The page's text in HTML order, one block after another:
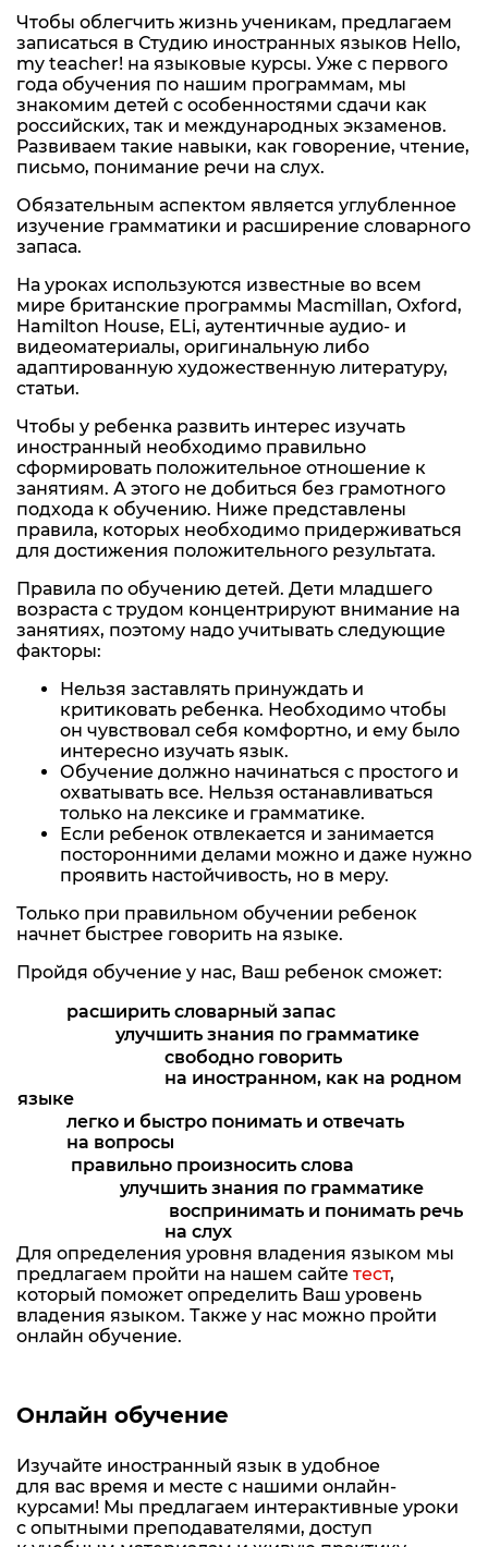
Чтобы облегчить жизнь ученикам, предлагаем
записаться в Студию иностранных языков Hello,
my teacher! на языковые курсы. Уже с первого
года обучения по нашим программам, мы
знакомим детей с особенностями сдачи как
российских, так и международных экзаменов.
Развиваем такие навыки, как говорение, чтение,
письмо, понимание речи на слух.
Обязательным аспектом является углубленное
изучение грамматики и расширение словарного
запаса.
На уроках используются известные во всем
мире британские программы Macmillan, Oxford,
Hamilton House, ELi, аутентичные аудио- и
видеоматериалы, оригинальную либо
адаптированную художественную литературу,
статьи.
Чтобы у ребенка развить интерес изучать
иностранный необходимо правильно
сформировать положительное отношение к
занятиям. А этого не добиться без грамотного
подхода к обучению. Ниже представлены
правила, которых необходимо придерживаться
для достижения положительного результата.
Правила по обучению детей. Дети младшего
возраста с трудом концентрируют внимание на
занятиях, поэтому надо учитывать следующие
факторы:
Нельзя заставлять принуждать и
критиковать ребенка. Необходимо чтобы
он чувствовал себя комфортно, и ему было
интересно изучать язык.
Обучение должно начинаться с простого и
охватывать все. Нельзя останавливаться
только на лексике и грамматике.
Если ребенок отвлекается и занимается
посторонними делами можно и даже нужно
проявить настойчивость, но в меру.
Только при правильном обучении ребенок
начнет быстрее говорить на языке.
Пройдя обучение у нас, Ваш ребенок сможет:
расширить словарный запас
улучшить знания по грамматике
свободно говорить
на иностранном, как на родном
языке
легко и быстро понимать и отвечать
на вопросы
правильно произносить слова
улучшить знания по грамматике
воспринимать и понимать речь
на слух
Для определения уровня владения языком мы
предлагаем пройти на нашем сайте тест,
который поможет определить Ваш уровень
владения языком. Также у нас можно пройти
онлайн обучение.
Онлайн обучение
Изучайте иностранный язык в удобное
для вас время и месте с нашими онлайн-
курсами! Мы предлагаем интерактивные уроки
с опытными преподавателями, доступ